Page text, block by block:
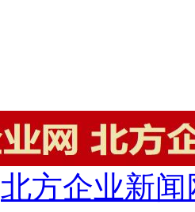
北方企业新闻